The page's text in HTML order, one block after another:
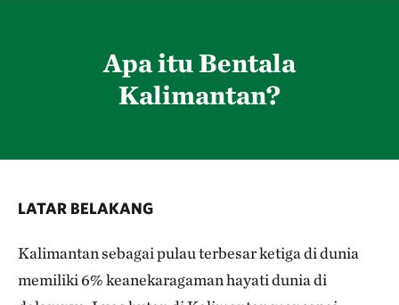
Apa itu Bentala
Kalimantan?
LATAR BELAKANG
Kalimantan sebagai pulau terbesar ketiga di dunia
memiliki 6% keanekaragaman hayati dunia di